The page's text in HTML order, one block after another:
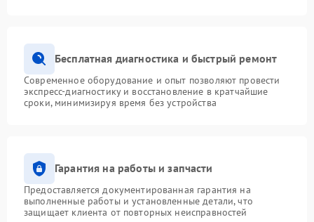
Бесплатная диагностика и быстрый ремонт
Современное оборудование и опыт позволяют провести
экспресс-диагностику и восстановление в кратчайшие
сроки, минимизируя время без устройства
Гарантия на работы и запчасти
Предоставляется документированная гарантия на
выполненные работы и установленные детали, что
защищает клиента от повторных неисправностей